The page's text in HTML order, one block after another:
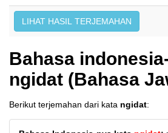
Bahasa
ngidat (Bahasa
Berikut terjemahan dari kata ngidat: